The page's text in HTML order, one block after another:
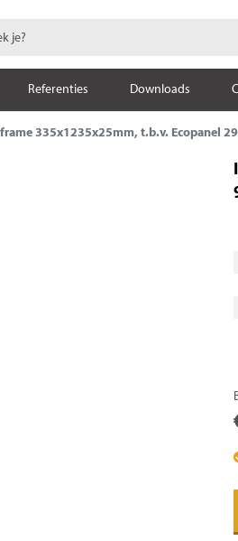
Referenties Downloads
335x1235x25mm, t.b.v. Ecopanel